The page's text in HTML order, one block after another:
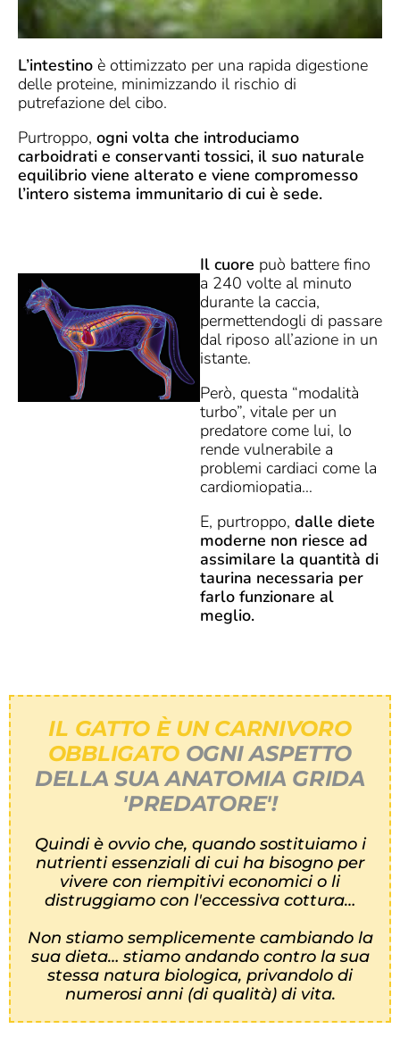
L’intestino è ottimizzato per una rapida digestione
delle proteine, minimizzando il rischio di
putrefazione del cibo.
Purtroppo, ogni volta che introduciamo
carboidrati e conservanti tossici, il suo naturale
equilibrio viene alterato e viene compromesso
l’intero sistema immunitario di cui è sede.
Il cuore può battere fino
a 240 volte al minuto
durante la caccia,
permettendogli di passare
dal riposo all’azione in un
istante.
Però, questa “modalità
turbo”, vitale per un
predatore come lui, lo
rende vulnerabile a
problemi cardiaci come la
cardiomiopatia…
E, purtroppo, dalle diete
moderne non riesce ad
assimilare la quantità di
taurina necessaria per
farlo funzionare al
meglio.
IL GATTO È UN CARNIVORO
OBBLIGATO OGNI ASPETTO
DELLA SUA ANATOMIA GRIDA
'PREDATORE'!
Quindi è ovvio che, quando sostituiamo i
nutrienti essenziali di cui ha bisogno per
vivere con riempitivi economici o li
distruggiamo con l'eccessiva cottura…
Non stiamo semplicemente cambiando la
sua dieta… stiamo andando contro la sua
stessa natura biologica, privandolo di
numerosi anni (di qualità) di vita.